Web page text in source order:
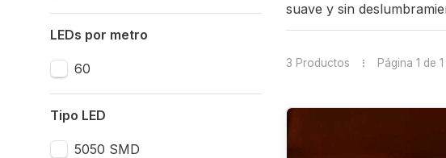
LEDs por metro
60
Tipo LED
5050 SMD
suave y sin
3 Productos Página 1 de 1